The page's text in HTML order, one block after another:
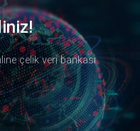
çelik veri bankası